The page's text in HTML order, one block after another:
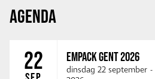
AGENDA
22 EMPACK GENT 2026
dinsdag 22 september -